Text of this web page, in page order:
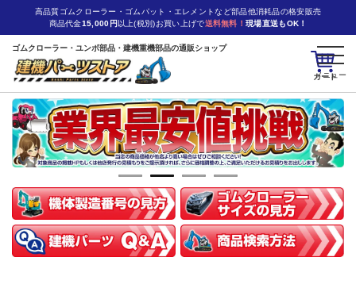
カート
高品質ゴムクローラー・ゴムパット・エレメントなど部品他消耗品の格安販売
商品代金15,000円 以上(税別)お買い上げで送料無料！ 現場直送もOK！
ゴムクローラー・ユンボ部品・建機重機部品の通販ショップ